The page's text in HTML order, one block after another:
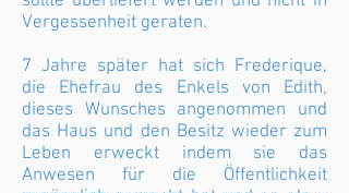
Vergessenheit geraten.
7 Jahre später hat sich Frederique,
die Ehefrau des Enkels von Edith,
dieses Wunsches angenommen und
das Haus und den Besitz wieder zum
Leben erweckt indem sie das
Anwesen für die Öffentlichkeit